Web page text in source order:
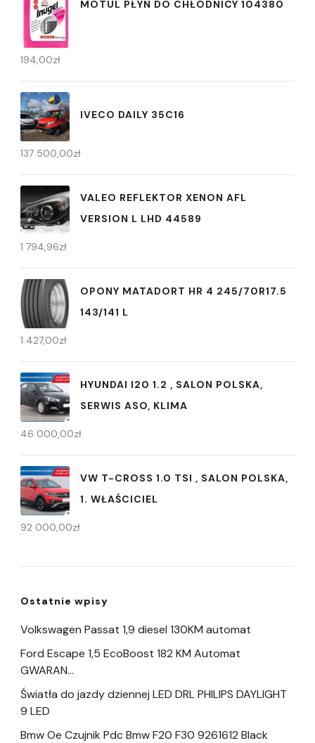
MOTUL PŁYN DO CHŁODNICY 104380
194,00zł
IVECO DAILY 35C16
137 500,00zł
VALEO REFLEKTOR XENON AFL
VERSION L LHD 44589
1 794,96zł
OPONY MATADORT HR 4 245/70R17.5
143/141 L
1 427,00zł
HYUNDAI I20 1.2 , SALON POLSKA,
SERWIS ASO, KLIMA
46 000,00zł
VW T-CROSS 1.0 TSI , SALON POLSKA,
1. WŁAŚCICIEL
92 000,00zł
Ostatnie wpisy
Volkswagen Passat 1,9 diesel 130KM automat
Ford Escape 1,5 EcoBoost 182 KM Automat
GWARAN…
Światła do jazdy dziennej LED DRL PHILIPS DAYLIGHT
9 LED
Bmw Oe Czujnik Pdc Bmw F20 F30 9261612 Black